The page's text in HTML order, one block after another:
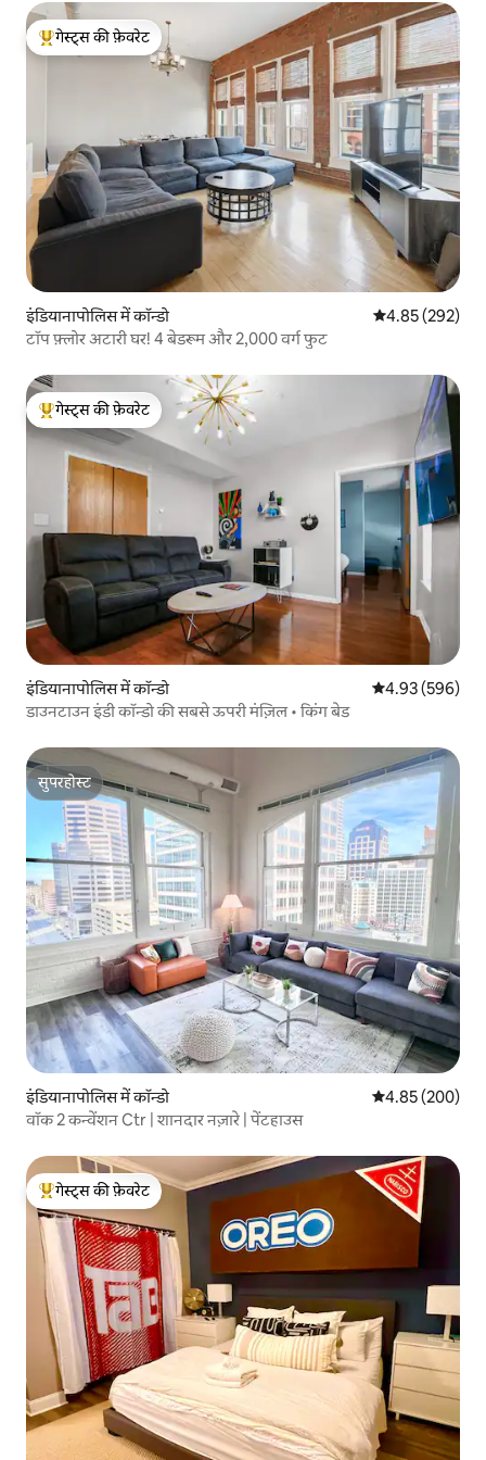
गेस्ट्स का टॉप फ़ेवरेट
गेस्ट्स की फ़ेवरेट
इंडियानापोलिस में कॉन्डो औसत रेटिंग 5 में से
4.85 (292)
टॉप फ़्लोर अटारी घर! 4 बेडरूम और 2,000 वर्ग फुट
गेस्ट्स का टॉप फ़ेवरेट
गेस्ट्स की फ़ेवरेट
इंडियानापोलिस में कॉन्डो औसत रेटिंग 5 में से
4.93 (596)
डाउनटाउन इंडी कॉन्डो की सबसे ऊपरी मंज़िल • किंग बेड
सुपरहोस्ट
सुपरहोस्ट
इंडियानापोलिस में कॉन्डो औसत रेटिंग 5 में से
4.85 (200)
वॉक 2 कन्वेंशन Ctr | शानदार नज़ारे | पेंटहाउस
गेस्ट्स का टॉप फ़ेवरेट
गेस्ट्स की फ़ेवरेट